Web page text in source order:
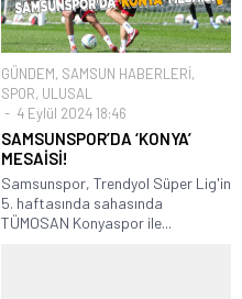
GÜNDEM, SAMSUN HABERLERİ,
SPOR, ULUSAL
4 Eylül 2024 18:46
SAMSUNSPOR’DA ‘KONYA’
MESAİSİ!
Samsunspor, Trendyol Süper Lig'in
5. haftasında sahasında
TÜMOSAN Konyaspor ile...